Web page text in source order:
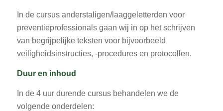
In de cursus anderstaligen/laaggeletterden voor
preventieprofessionals gaan wij in op het schrijven
van begrijpelijke teksten voor bijvoorbeeld
veiligheidsinstructies, -procedures en protocollen.
Duur en inhoud
In de 4 uur durende cursus behandelen we de
volgende onderdelen: